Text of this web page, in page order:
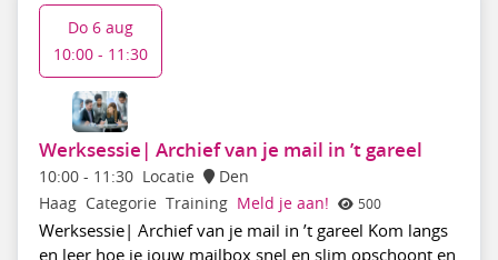
Werksessie| Archief van je mail in ’t gareel
10:00- 11:30 Locatie
Den
Haag Categorie Training Meld je aan! 500
Werksessie| Archief van je mail in ’t gareel Kom langs
en leer hoe je jouw mailbox snel en slim opschoont en
Do 6 aug
10:00 - 11:30